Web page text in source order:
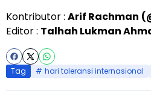
Kontributor : Arif Rachman
Editor : Talhah Lukman
Tag hari toleransi internasional